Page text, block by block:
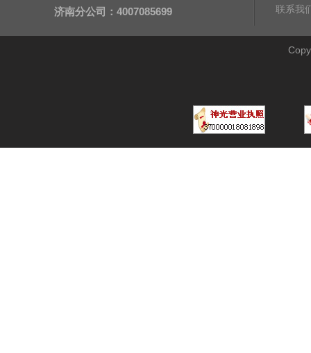
济南分公司：4007085699 联系我